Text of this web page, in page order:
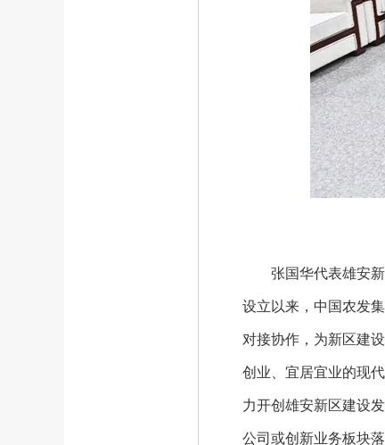
张国华代表雄安新
设立以来，中国农发
对接协作，为新区建
创业、宜居宜业的现
力开创雄安新区建设
公司或创新业务板块